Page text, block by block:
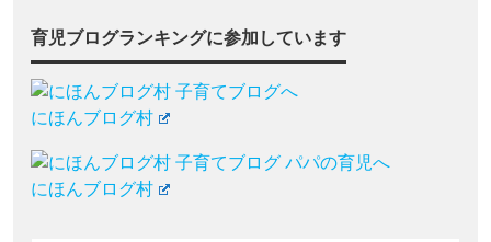
育児ブログランキングに参加しています
にほんブログ村
にほんブログ村